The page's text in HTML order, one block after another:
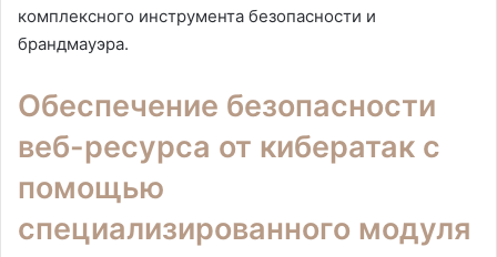
комплексного инструмента безопасности и
брандмауэра.
Обеспечение безопасности
веб-ресурса от кибератак с
помощью
специализированного модуля